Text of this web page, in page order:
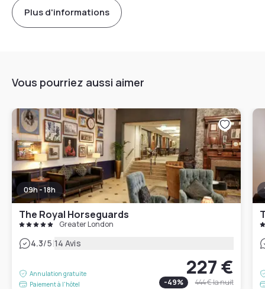
Plus d'informations
Vous pourriez aussi aimer
09h - 18h
The Royal Horseguards
Greater London
4.3/5|14 Avis
Annulation gratuite
Paiement à l'hôtel
227 €
-49% 444 €la nuit